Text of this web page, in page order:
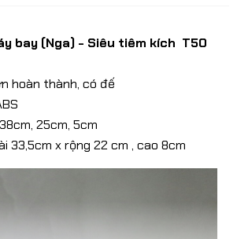
bay (Nga) - Siêu tiêm kích T50
hoàn thành, có đế
25cm, 5cm
33,5cm x rộng 22 cm , cao 8cm